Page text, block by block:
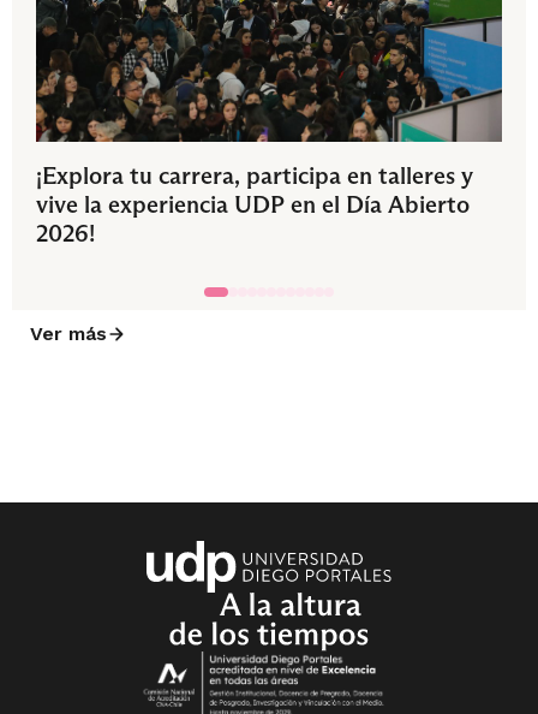
¡Explora tu carrera, participa en talleres y
vive la experiencia UDP en el Día Abierto
2026!
Ver más